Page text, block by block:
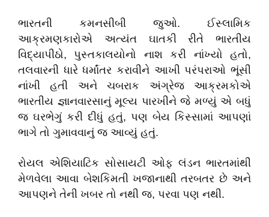
ભારતની કમનસીબી જુઓ. ઈસ્લામિક
આક્રમણકારોએ
અત્યંત ઘાતકી રીતે
ભારતીય
વિદ્યાપીઠો,પુસ્તકાલયોનો નાશ કરી નાંખ્યો હતો,
તલવારની ધારે ધર્માંતર કરાવીને આખી પરંપરાઓ ભૂંસી
નાંખી
હતી અને ચબરાક અંગ્રેજ
આક્રમકોએ
ભારતીય જ્ઞાનવારસાનું મૂલ્ય પારખીને જે મળ્યું એ બધું
જ ઘરભેગું કરી દીધું હતું, પણ બેય કિસ્સામાં આપણાં
ભાગે તો ગુમાવવાનું જ આવ્યું હતું.
રોયલ એશિયાટિક સોસાયટી ઓફ લંડન ભારતમાંથી
મેળવેલા આવા બેશકિમતી ખજાનાથી તરબતર છે અને
આપણને તેની ખબર તો નથી જ, પરવા પણ નથી.